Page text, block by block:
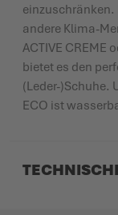
einzuschränken.
andere Klima-
ACTIVE CREME
bietet es den
(Leder-)Schuhe.
ECO ist